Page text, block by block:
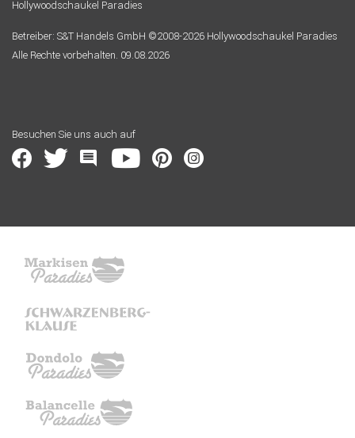
Hollywoodschaukel Paradies
Betreiber: S&T Handels GmbH ©2008-2026 Hollywoodschaukel Paradies
Alle Rechte vorbehalten. 09.08.2026
Besuchen Sie uns auch auf